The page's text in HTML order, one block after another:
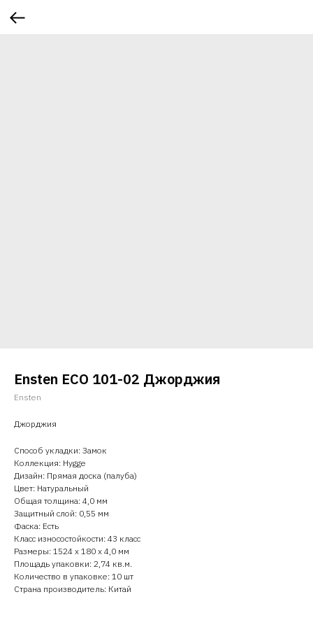
Ensten ECO 101-02 Джорджия
Ensten
Джорджия
Способ укладки: Замок
Коллекция: Hygge
Дизайн: Прямая доска (палуба)
Цвет: Натуральный
Общая толщина: 4,0 мм
Защитный слой: 0,55 мм
Фаска: Есть
Класс износостойкости: 43 класс
Размеры: 1524 х 180 х 4,0 мм
Площадь упаковки: 2,74 кв.м.
Количество в упаковке: 10 шт
Страна производитель: Китай